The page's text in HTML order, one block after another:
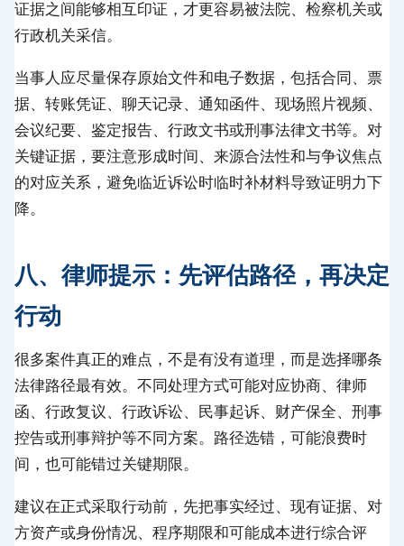
证据之间能够相互印证，才更容易被法院、检察机关或
行政机关采信。
当事人应尽量保存原始文件和电子数据，包括合同、票
据、转账凭证、聊天记录、通知函件、现场照片视频、
会议纪要、鉴定报告、行政文书或刑事法律文书等。对
关键证据，要注意形成时间、来源合法性和与争议焦点
的对应关系，避免临近诉讼时临时补材料导致证明力下
降。
八、律师提示：先评估路径，再决定
行动
很多案件真正的难点，不是有没有道理，而是选择哪条
法律路径最有效。不同处理方式可能对应协商、律师
函、行政复议、行政诉讼、民事起诉、财产保全、刑事
控告或刑事辩护等不同方案。路径选错，可能浪费时
间，也可能错过关键期限。
建议在正式采取行动前，先把事实经过、现有证据、对
方资产或身份情况、程序期限和可能成本进行综合评